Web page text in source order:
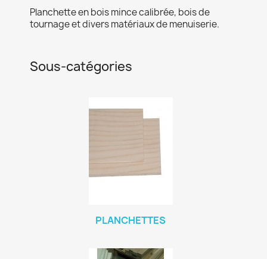
Planchette en bois mince calibrée, bois de
tournage et divers matériaux de menuiserie.
Sous-catégories
PLANCHETTES